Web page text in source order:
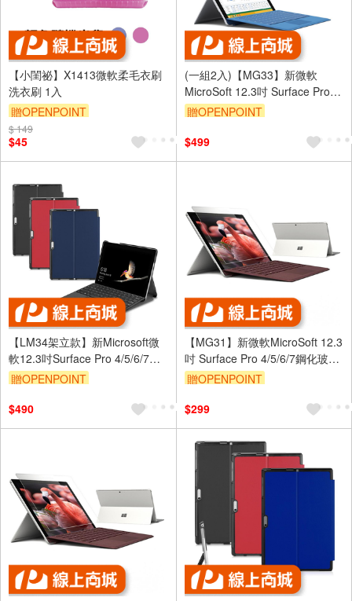
【小閨祕】X1413微軟柔毛衣刷
洗衣刷 1入
贈OPENPOINT
$ 149
$45
(一組2入)【MG33】新微軟
MicroSoft 12.3吋 Surface Pro
4/5/6/7鋼化玻璃螢幕保護貼
贈OPENPOINT
$499
【LM34架立款】新Microsoft微
軟12.3吋Surface Pro 4/5/6/7平
板保護皮套
贈OPENPOINT
$490
【MG31】新微軟MicroSoft 12.3
吋 Surface Pro 4/5/6/7鋼化玻璃
螢幕保護貼
贈OPENPOINT
$299